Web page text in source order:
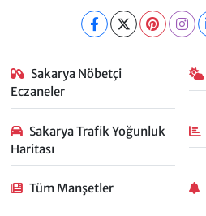
Sakarya Nöbetçi
Eczaneler
Sakarya Trafik Yoğunluk
Haritası
Tüm Manşetler